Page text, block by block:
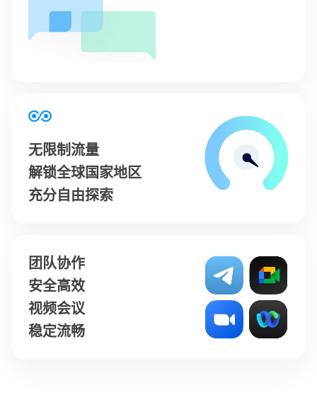
无限制流量
解锁全球国家地区
充分自由探索
团队协作
安全高效
视频会议
稳定流畅